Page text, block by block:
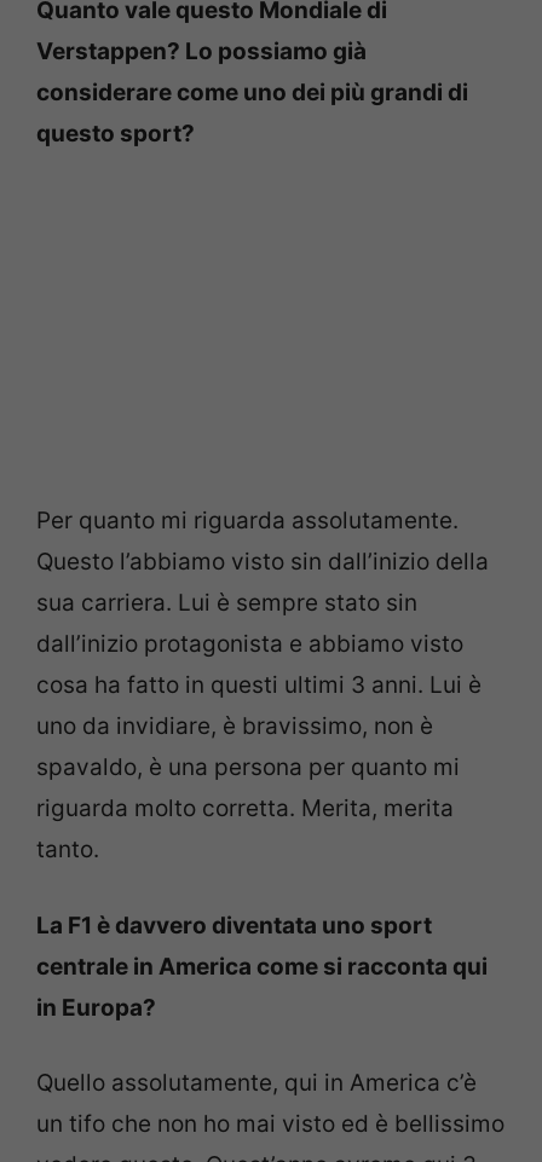
Quanto vale questo Mondiale di
Verstappen? Lo possiamo già
considerare come uno dei più grandi di
questo sport?
Per quanto mi riguarda assolutamente.
Questo l’abbiamo visto sin dall’inizio della
sua carriera. Lui è sempre stato sin
dall’inizio protagonista e abbiamo visto
cosa ha fatto in questi ultimi 3 anni. Lui è
uno da invidiare, è bravissimo, non è
spavaldo, è una persona per quanto mi
riguarda molto corretta. Merita, merita
tanto.
La F1 è davvero diventata uno sport
centrale in America come si racconta qui
in Europa?
Quello assolutamente, qui in America c’è
un tifo che non ho mai visto ed è bellissimo